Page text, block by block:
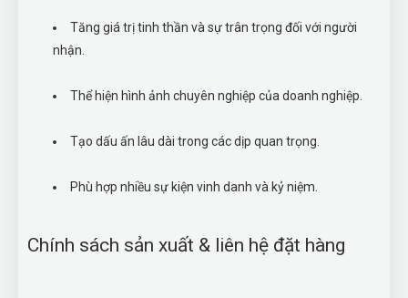
Tăng giá trị tinh thần và sự trân trọng đối với người
nhận.
Thể hiện hình ảnh chuyên nghiệp của doanh nghiệp.
Tạo dấu ấn lâu dài trong các dịp quan trọng.
Phù hợp nhiều sự kiện vinh danh và kỷ niệm.
Chính sách sản xuất & liên hệ đặt hàng